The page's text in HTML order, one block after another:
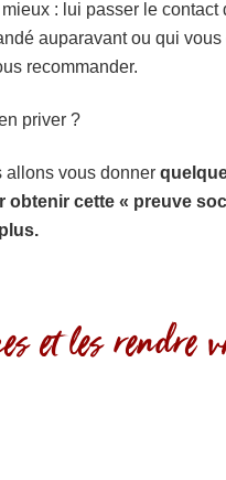
: lui passer le contact
auparavant ou qui
recommander.
priver ?
allons vous donner
obtenir cette « preuve
et les rendre